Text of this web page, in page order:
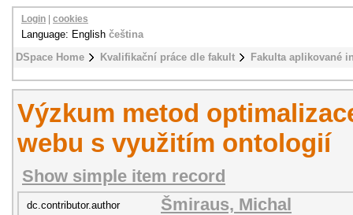
DSpace Home Kvalifikační práce dle fakult Fakulta aplikované
Login cookies
Language: English čeština
Výzkum metod
webu s využitím ontologií
Show simple item record
dc.contributor.author Šmiraus, Michal